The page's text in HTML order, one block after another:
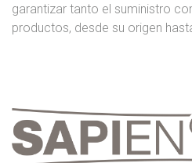
garantizar tanto el suministro
productos, desde su origen